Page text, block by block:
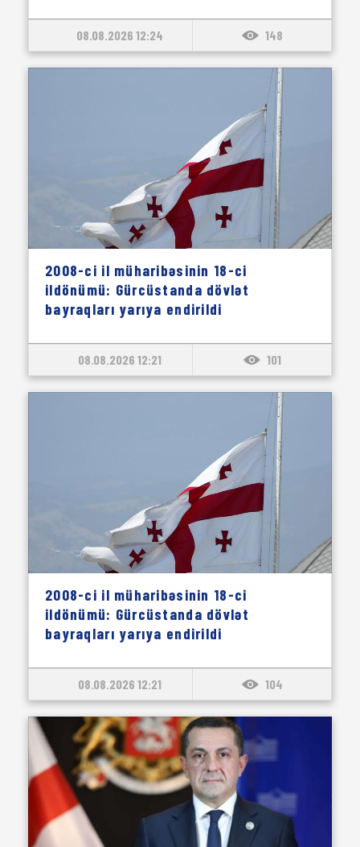
08.08.2026 12:24 148
2008-ci il müharibəsinin 18-ci
ildönümü: Gürcüstanda dövlət
bayraqları yarıya endirildi
08.08.2026 12:21 101
2008-ci il müharibəsinin 18-ci
ildönümü: Gürcüstanda dövlət
bayraqları yarıya endirildi
08.08.2026 12:21 104